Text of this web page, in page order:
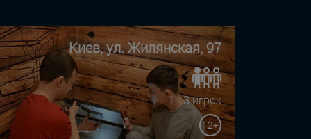
Киев, ул. Жилянская, 97
1 - 3 игрок
12+